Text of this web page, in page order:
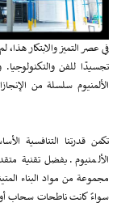
في عصر التميز والابتكار
تجسيدًا للفن
الألمنيوم سلسلة من
تكمن قدرتنا التنافسية
الألمنيوم. بفضل تقنية
مجموعة من مواد البناء
سواءً كانت ناطحات سحاب أو